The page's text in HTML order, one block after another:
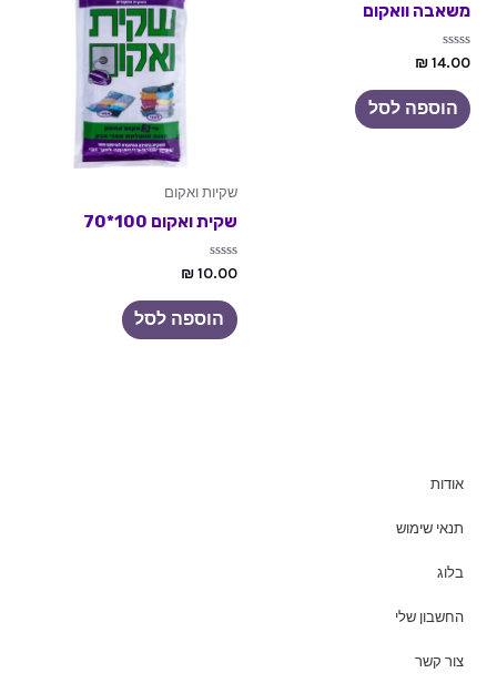
משאבה וואקום
דורג
מתוך
5
₪14.00
הוספה לסל
שקיות ואקום
שקית ואקום 100*70
דורג
מתוך
5
₪10.00
הוספה לסל
אודות
תנאי שימוש
בלוג
החשבון שלי
צור קשר